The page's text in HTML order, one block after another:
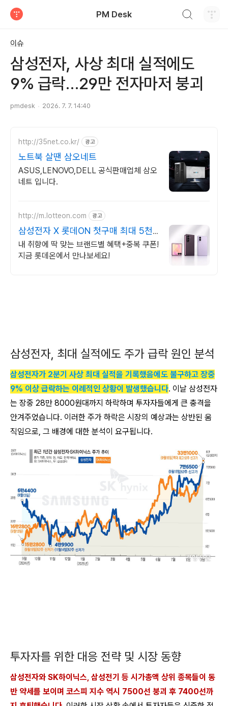
PM Desk
이슈
삼성전자, 사상 최대 실적에도
9% 급락…29만 전자마저 붕괴
pmdesk 2026. 7. 7. 14:40
http://35net.co.kr/ 광고
노트북 살땐 삼오네트
ASUS,LENOVO,DELL 공식판매업체 삼오
네트 입니다.
http://m.lotteon.com 광고
삼성전자 X 롯데ON 첫구매 최대 5천
원 혜택!
내 취향에 딱 맞는 브랜드별 혜택+중복 쿠폰!
지금 롯데온에서 만나보세요!
삼성전자, 최대 실적에도 주가 급락 원인 분석
삼성전자가 2분기 사상 최대 실적을 기록했음에도 불구하고 장중
9% 이상 급락하는 이례적인 상황이 발생했습니다. 이날 삼성전자
는 장중 28만 8000원대까지 하락하며 투자자들에게 큰 충격을
안겨주었습니다. 이러한 주가 하락은 시장의 예상과는 상반된 움
직임으로, 그 배경에 대한 분석이 요구됩니다.
투자자를 위한 대응 전략 및 시장 동향
삼성전자와 SK하이닉스, 삼성전기 등 시가총액 상위 종목들이 동
반 약세를 보이며 코스피 지수 역시 7500선 붕괴 후 7400선까